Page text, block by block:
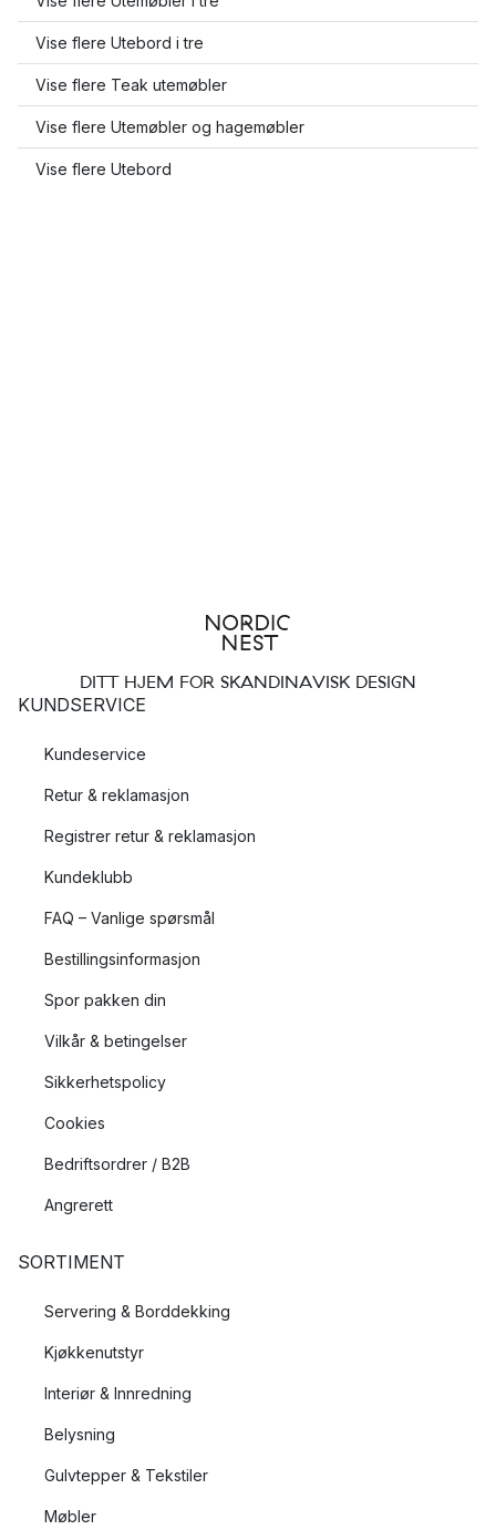
Vise flere Utebord i tre
Vise flere Teak utemøbler
Vise flere Utemøbler og hagemøbler
Vise flere Utebord
DITT HJEM FOR SKANDINAVISK DESIGN
KUNDSERVICE
Kundeservice
Retur & reklamasjon
Registrer retur & reklamasjon
Kundeklubb
FAQ – Vanlige spørsmål
Bestillingsinformasjon
Spor pakken din
Vilkår & betingelser
Sikkerhetspolicy
Cookies
Bedriftsordrer / B2B
Angrerett
SORTIMENT
Servering & Borddekking
Kjøkkenutstyr
Interiør & Innredning
Belysning
Gulvtepper & Tekstiler
Møbler